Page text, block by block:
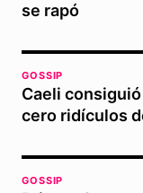
se rapó
GOSSIP
Caeli
cero ridículos
GOSSIP